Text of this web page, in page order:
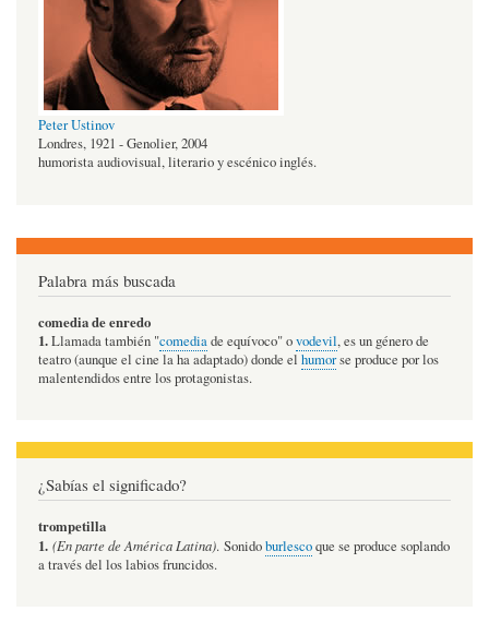
Peter Ustinov
Londres, 1921 - Genolier, 2004
humorista audiovisual, literario y escénico inglés.
Palabra más buscada
comedia de enredo
1.Llamada también "comediade equívoco" ovodevil, es un género de
teatro (aunque el cine la ha adaptado) donde el humorse produce por los
malentendidos entre los protagonistas.
¿Sabías el significado?
trompetilla
1. (En parte de América Latina). Sonidoburlescoque se produce soplando
a través del los labios fruncidos.